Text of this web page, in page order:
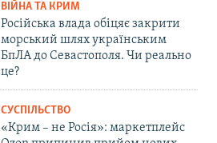
ВІЙНА ТА КРИМ
Російська влада обіцяє закрити
морський шлях українським
БпЛА до Севастополя. Чи реально
це?
СУСПІЛЬСТВО
«Крим – не Росія»: маркетплейс